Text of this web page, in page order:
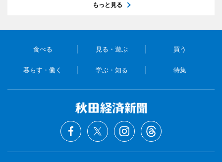
もっと見る
食べる 見る・遊ぶ 買う
暮らす・働く 学ぶ・知る 特集